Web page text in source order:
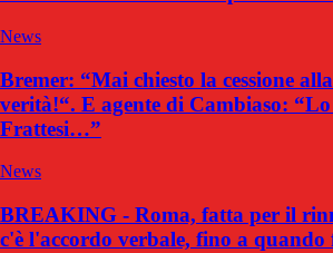
News
Bremer: “Mai chiesto la cessione
verità!“. E agente di Cambiaso:
Frattesi…”
News
BREAKING - Roma, fatta per il
c'è l'accordo verbale, fino a quando